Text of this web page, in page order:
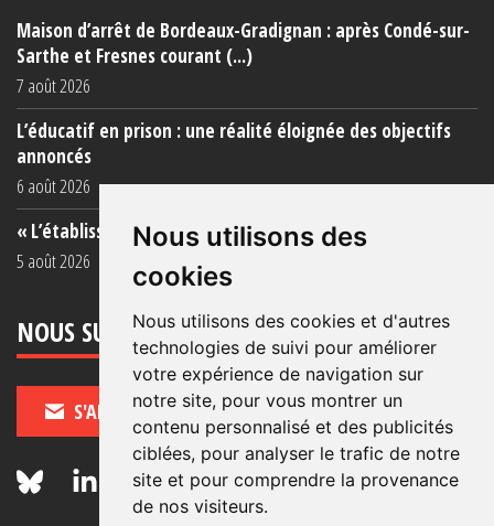
Nous utilisons des
cookies
Nous utilisons des cookies et d'autres
technologies de suivi pour améliorer
votre expérience de navigation sur
notre site, pour vous montrer un
contenu personnalisé et des publicités
ciblées, pour analyser le trafic de notre
site et pour comprendre la provenance
de nos visiteurs.
Maison d’arrêt de Bordeaux-Gradignan : après Condé-sur-
Sarthe et Fresnes courant (...)
7 août 2026
L’éducatif en prison : une réalité éloignée des objectifs
annoncés
6 août 2026
« L’établissement est une porcherie totale »
5 août 2026
NOUS SUIVRE
S'ABONNER